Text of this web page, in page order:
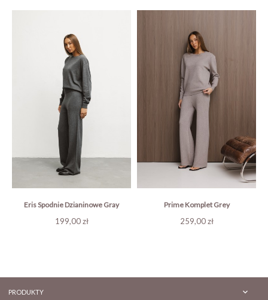
Eris Spodnie Dzianinowe Gray
Cena
199,00 zł
Prime Komplet Grey
Cena
259,00 zł
PRODUKTY 